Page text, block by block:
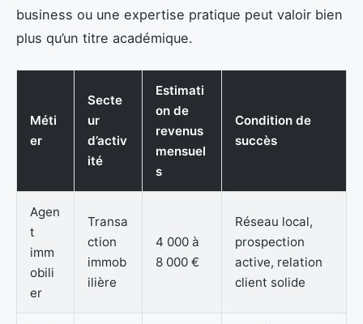
business ou une expertise pratique peut valoir bien
plus qu’un titre académique.
Méti
er
Secte
ur
d’activ
ité
Estimati
on de
revenus
mensuel
s
Condition de
succès
Agen
t
imm
obili
er
Transa
ction
immob
ilière
4 000 à
8 000 €
Réseau local,
prospection
active, relation
client solide